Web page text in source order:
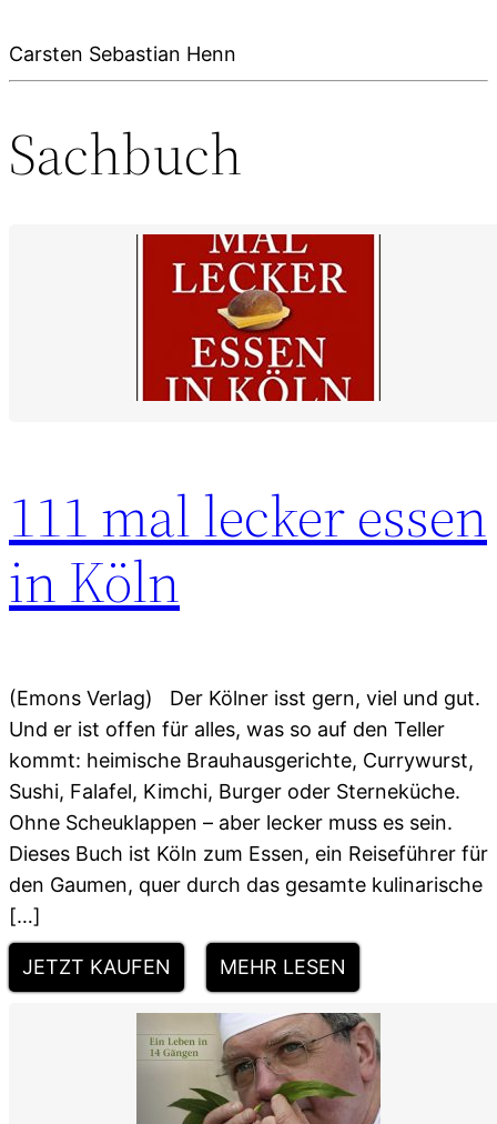
Carsten Sebastian Henn
Sachbuch
111 mal lecker essen
in Köln
(Emons Verlag) Der Kölner isst gern, viel und gut.
Und er ist offen für alles, was so auf den Teller
kommt: heimische Brauhausgerichte, Currywurst,
Sushi, Falafel, Kimchi, Burger oder Sterneküche.
Ohne Scheuklappen – aber lecker muss es sein.
Dieses Buch ist Köln zum Essen, ein Reiseführer für
den Gaumen, quer durch das gesamte kulinarische
[…]
JETZT KAUFEN MEHR LESEN